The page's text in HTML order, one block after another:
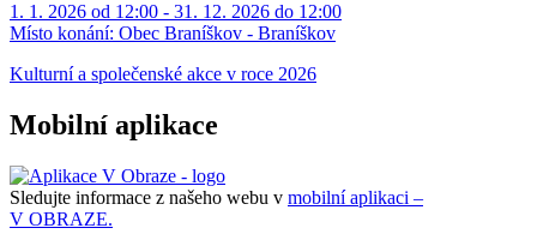
1. 1. 2026 od 12:00 - 31. 12. 2026 do 12:00
Místo konání: Obec Braníškov - Braníškov
Kulturní a společenské akce v roce 2026
Mobilní aplikace
Sledujte informace z našeho webu v mobilní aplikaci –
V OBRAZE.